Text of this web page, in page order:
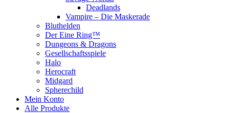
Deadlands
Vampire – Die Maskerade
Bluthelden
Der Eine Ring™
Dungeons & Dragons
Gesellschaftsspiele
Halo
Herocraft
Midgard
Spherechild
Mein Konto
Alle Produkte